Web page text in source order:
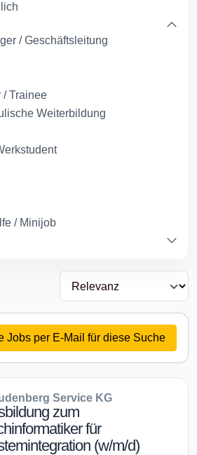
/ Geschäftsleitung
/ Trainee
Weiterbildung
/ Minijob
Jobs per E-Mail für diese Suche
Service KG
zum
für
(w/m/d)